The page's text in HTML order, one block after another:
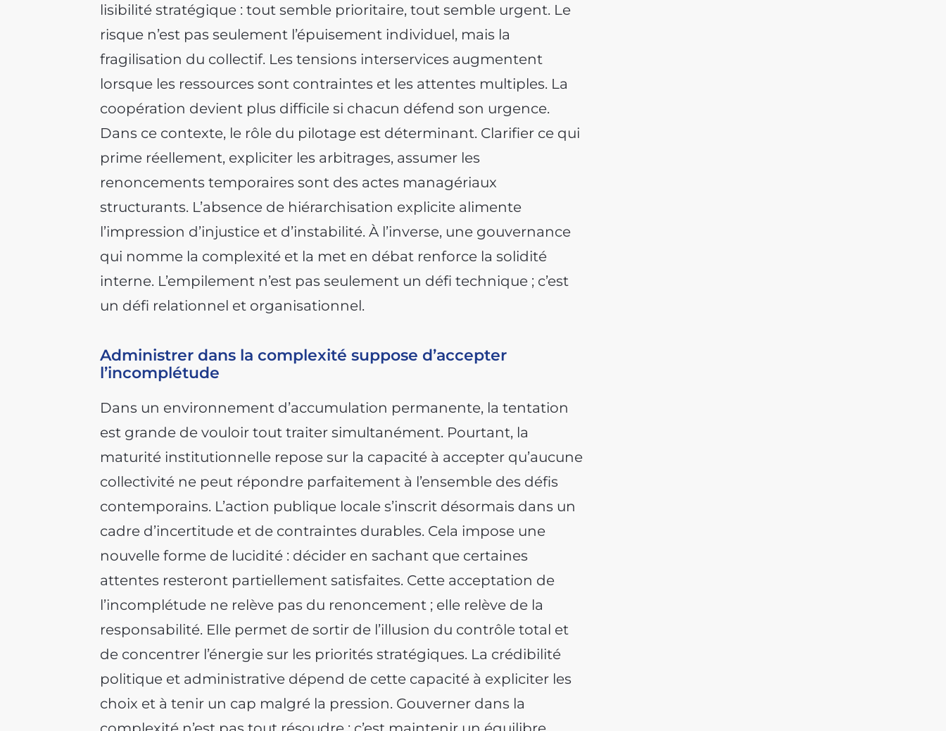
lisibilité stratégique : tout semble prioritaire, tout semble urgent. Le
risque n’est pas seulement l’épuisement individuel, mais la
fragilisation du collectif. Les tensions interservices augmentent
lorsque les ressources sont contraintes et les attentes multiples. La
coopération devient plus difficile si chacun défend son urgence.
Dans ce contexte, le rôle du pilotage est déterminant. Clarifier ce qui
prime réellement, expliciter les arbitrages, assumer les
renoncements temporaires sont des actes managériaux
structurants. L’absence de hiérarchisation explicite alimente
l’impression d’injustice et d’instabilité. À l’inverse, une gouvernance
qui nomme la complexité et la met en débat renforce la solidité
interne. L’empilement n’est pas seulement un défi technique ; c’est
un défi relationnel et organisationnel.
Administrer dans la complexité suppose d’accepter
l’incomplétude
Dans un environnement d’accumulation permanente, la tentation
est grande de vouloir tout traiter simultanément. Pourtant, la
maturité institutionnelle repose sur la capacité à accepter qu’aucune
collectivité ne peut répondre parfaitement à l’ensemble des défis
contemporains. L’action publique locale s’inscrit désormais dans un
cadre d’incertitude et de contraintes durables. Cela impose une
nouvelle forme de lucidité : décider en sachant que certaines
attentes resteront partiellement satisfaites. Cette acceptation de
l’incomplétude ne relève pas du renoncement ; elle relève de la
responsabilité. Elle permet de sortir de l’illusion du contrôle total et
de concentrer l’énergie sur les priorités stratégiques. La crédibilité
politique et administrative dépend de cette capacité à expliciter les
choix et à tenir un cap malgré la pression. Gouverner dans la